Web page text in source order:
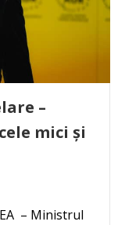
–
mici și
– Ministrul